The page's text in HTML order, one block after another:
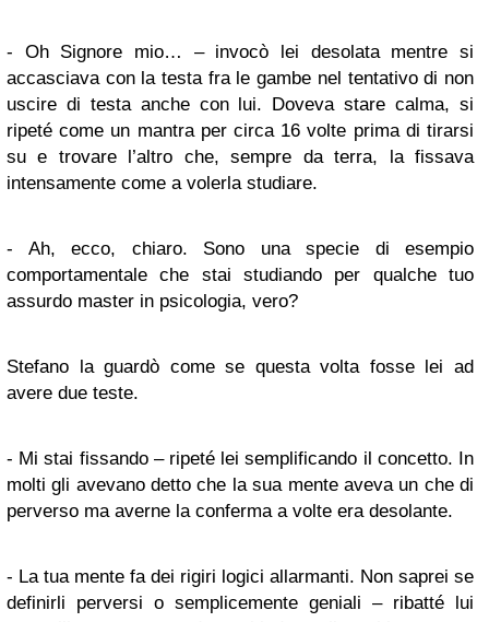
- Oh Signore mio… – invocò lei desolata mentre si
accasciava con la testa fra le gambe nel tentativo di non
uscire di testa anche con lui. Doveva stare calma, si
ripeté come un mantra per circa 16 volte prima di tirarsi
su e trovare l’altro che, sempre da terra, la fissava
intensamente come a volerla studiare.
- Ah, ecco, chiaro. Sono una specie di esempio
comportamentale che stai studiando per qualche tuo
assurdo master in psicologia, vero?
Stefano la guardò come se questa volta fosse lei ad
avere due teste.
- Mi stai fissando – ripeté lei semplificando il concetto. In
molti gli avevano detto che la sua mente aveva un che di
perverso ma averne la conferma a volte era desolante.
- La tua mente fa dei rigiri logici allarmanti. Non saprei se
definirli perversi o semplicemente geniali – ribatté lui